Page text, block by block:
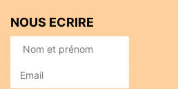
NOUS ECRIRE